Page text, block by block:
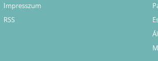
Impresszum
RSS